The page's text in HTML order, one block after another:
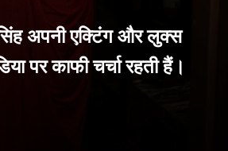
अपनी एक्टिंग और लुक्स
पर काफी चर्चा रहती हैं।